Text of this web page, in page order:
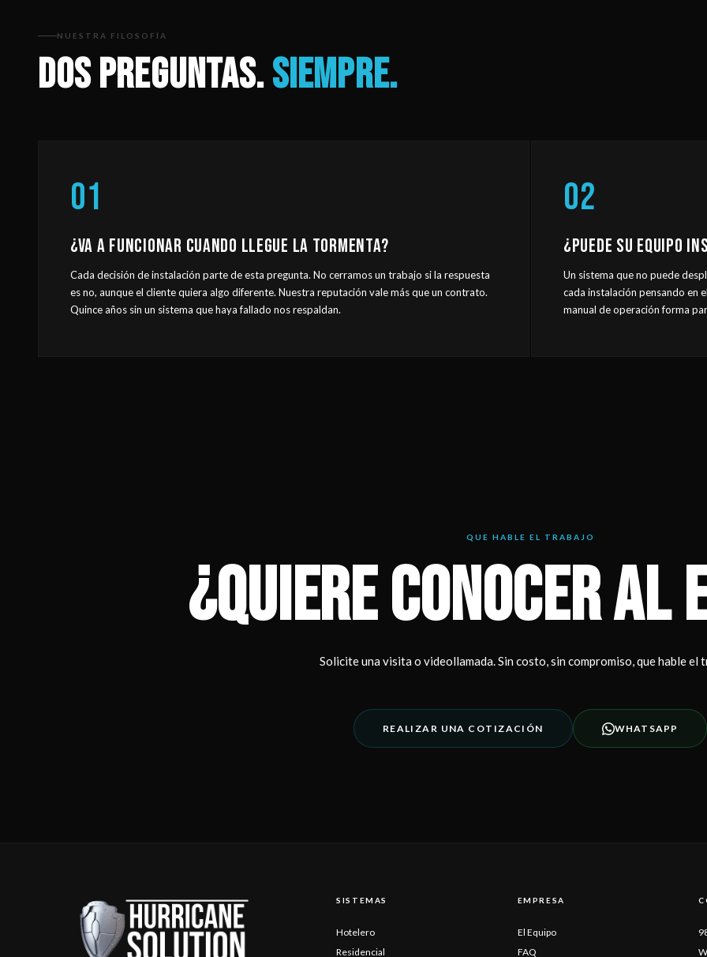
NUESTRA FILOSOFÍA
DOS PREGUNTAS.SIEMPRE.
01
¿VA A FUNCIONAR CUANDO LLEGUE LA TORMENTA?
Cada decisión de instalación parte de esta pregunta. No cerramos un trabajo si la respuesta
es no, aunque el cliente quiera algo diferente. Nuestra reputación vale más que un contrato.
Quince años sin un sistema que haya fallado nos respaldan.
02
¿PUEDE SU EQUIPO
Un sistema que no puede
cada instalación pensando en
manual de operación forma
QUE HABLE EL TRABAJO
¿QUIERE CONOCER AL
Solicite una visita o videollamada. Sin costo, sin compromiso, que hable el
REALIZAR UNA COTIZACIÓN WHATSAPP
SISTEMAS
Hotelero
Residencial
EMPRESA
El Equipo
FAQ